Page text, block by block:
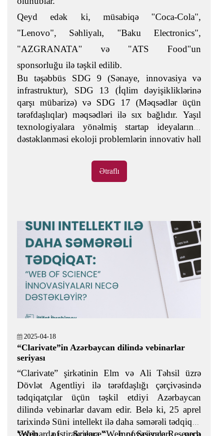
Qeyd edək ki, müsabiqə "Coca-Cola",
"Lenovo", Səhliyalı, "Baku Electronics",
"AZGRANATA" və "ATS Food"un
sponsorluğu ilə təşkil edilib.
Bu təşəbbüs SDG 9 (Sənaye, innovasiya və
infrastruktur), SDG 13 (İqlim dəyişikliklərinə
qarşı mübarizə) və SDG 17 (Məqsədlər üçün
tərəfdaşlıqlar) məqsədləri ilə sıx bağlıdır. Yaşıl
texnologiyalara yönəlmiş startap ideyalarının
dəstəklənməsi ekoloji problemlərin innovativ həll
Gənclərin bu prosesə cəlb olunması onların
sahibkarlıq və texnoloji düşüncə bacarıqlarını
Ətraflı
2025-04-18
“Clarivate”in Azərbaycan dilində vebinarlar
seriyası
“Clarivate” şirkətinin Elm və Ali Təhsil üzrə
Dövlət Agentliyi ilə tərəfdaşlığı çərçivəsində
tədqiqatçılar üçün təşkil etdiyi Azərbaycan
dilində vebinarlar davam edir. Belə ki, 25 aprel
tarixində Süni intellekt ilə daha səmərəli tədqiqat:
“Web of Science” innovasiyaları necə
Vebinarda iştirakçılara “Web of Science Research